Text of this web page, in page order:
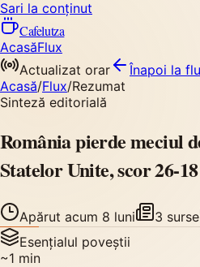
Sari la conținut
Cafelutza
AcasăFlux
Actualizat orar
Înapoi la
Acasă/Flux/Rezumat
Sinteză editorială
România pierde meciul
Statelor Unite, scor 26-18
Apărut acum 8 luni 3 surse
Esențialul poveștii
~1 min